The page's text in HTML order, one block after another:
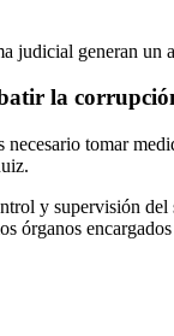
judicial generan
la
tomar
y supervisión
órganos